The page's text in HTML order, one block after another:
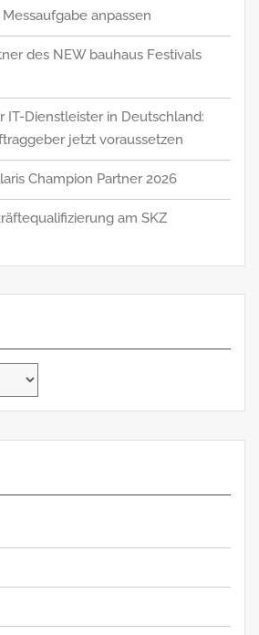
anpassen
des NEW bauhaus Festivals
IT-Dienstleister in Deutschland:
jetzt voraussetzen
Champion Partner 2026
am SKZ